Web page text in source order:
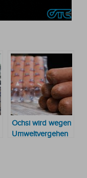
Ochsi wird wegen
Umweltvergehen